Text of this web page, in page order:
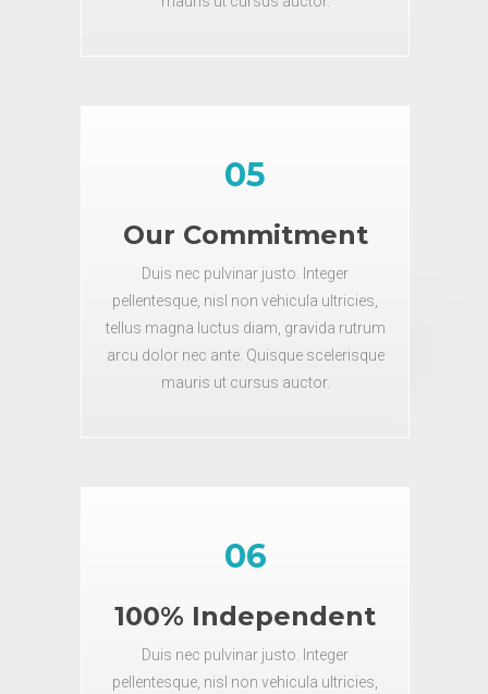
05
Our Commitment
Duis nec pulvinar justo. Integer
pellentesque, nisl non vehicula ultricies,
tellus magna luctus diam, gravida rutrum
arcu dolor nec ante. Quisque scelerisque
mauris ut cursus auctor.
06
100% Independent
Duis nec pulvinar justo. Integer
pellentesque, nisl non vehicula ultricies,